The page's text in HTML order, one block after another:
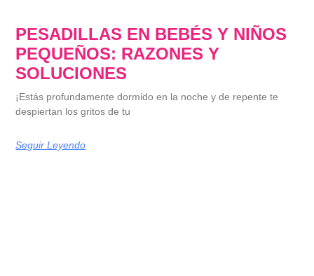
PESADILLAS EN BEBÉS Y NIÑOS
PEQUEÑOS: RAZONES Y
SOLUCIONES
¡Estás profundamente dormido en la noche y de repente te
despiertan los gritos de tu
Seguir Leyendo